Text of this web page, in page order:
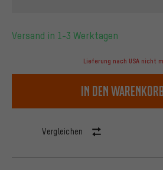
Versand in 1-3 Werktagen
Lieferung nach USA nicht
In den
Vergleichen